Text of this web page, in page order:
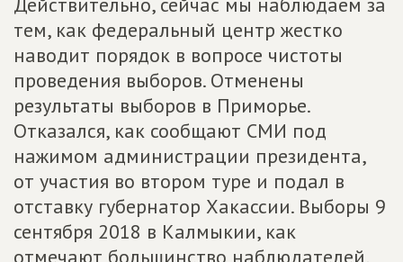
тем, как федеральный центр жестко
наводит порядок в вопросе чистоты
проведения выборов. Отменены
результаты выборов в Приморье.
Отказался, как сообщают СМИ под
нажимом администрации президента,
от участия во втором туре и подал в
отставку губернатор Хакассии. Выборы 9
сентября 2018 в Калмыкии, как
отмечают большинство наблюдателей,